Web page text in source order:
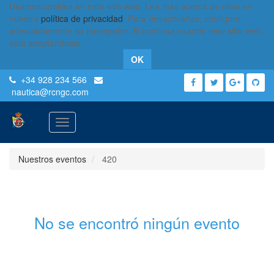
Usamos cookies en este sitio web. Lea más acerca de ellas en
nuestra política de privacidad. Para desactivarlas, configure
adecuadamente su navegador. Si continúa usando este sitio web,
está aceptándolas.
OK
+34 928 234 566
nautica@rcngc.com
Activar
navegación
Nuestros eventos
420
No se encontró ningún evento